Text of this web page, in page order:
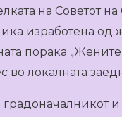
на Советот
изработена од
порака
во локалната